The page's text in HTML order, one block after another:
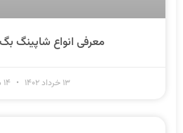
معرفی انواع شاپینگ بگ
۱۳ خرداد ۱۴۰۲